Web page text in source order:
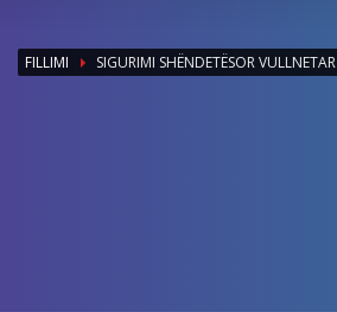
FILLIMI SIGURIMI SHËNDETËSOR VULLNETAR